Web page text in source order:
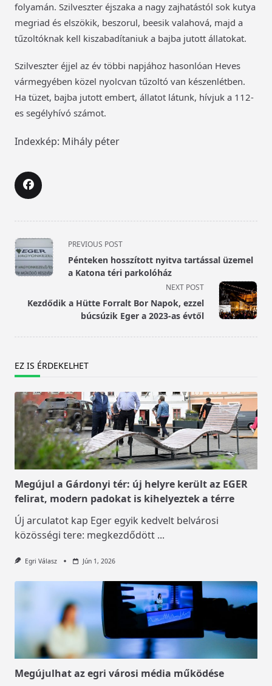
folyamán. Szilveszter éjszaka a nagy zajhatástól sok kutya
megriad és elszökik, beszorul, beesik valahová, majd a
tűzoltóknak kell kiszabadítaniuk a bajba jutott állatokat.
Szilveszter éjjel az év többi napjához hasonlóan Heves
vármegyében közel nyolcvan tűzoltó van készenlétben.
Ha tüzet, bajba jutott embert, állatot látunk, hívjuk a 112-
es segélyhívó számot.
Indexkép: Mihály péter
<span
class="nav-
subtitle
reader-
text">Page</span>
PREVIOUS POST
Pénteken hosszított nyitva tartással üzemel
a Katona téri parkolóház
NEXT POST
Kezdődik a Hütte Forralt Bor Napok, ezzel
búcsúzik Eger a 2023-as évtől
EZ IS ÉRDEKELHET
Megújul a Gárdonyi tér: új helyre került az EGER
felirat, modern padokat is kihelyeztek a térre
Új arculatot kap Eger egyik kedvelt belvárosi
közösségi tere: megkezdődött ...
Egri Válasz Jún 1, 2026
Megújulhat az egri városi média működése